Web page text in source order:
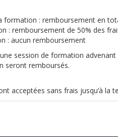
formation : remboursement en
: remboursement de 50% des
: aucun remboursement
session de formation
seront remboursés.
acceptées sans frais jusqu’à la